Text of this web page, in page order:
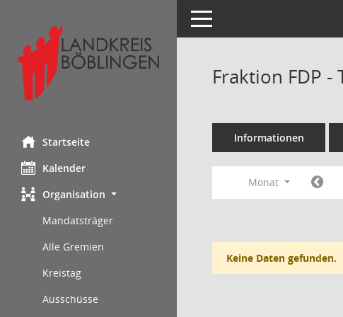
Startseite
Kalender
Organisation
Mandatsträger
Alle Gremien
Kreistag
Ausschüsse
Toggle navigation
Fraktion FDP -
Informationen
Monat
Keine Daten gefunden.